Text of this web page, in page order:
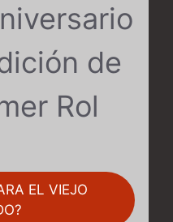
de
Rol
EL VIEJO